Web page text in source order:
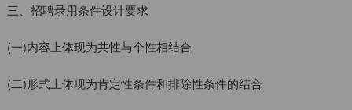
三、招聘录用条件设计要求
(一)内容上体现为共性与个性相结合
(二)形式上体现为肯定性条件和排除性条件的结合